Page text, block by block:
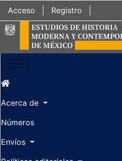
Ir al contenido principal
Ir al menú de navegación principal
Ir al pie de página del sitio
Acceso Registro
Acerca de
Números
Envíos